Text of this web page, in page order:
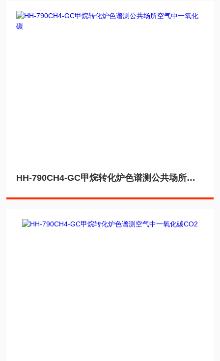
HH-790CH4-GC甲烷转化炉色谱测公共场所空气中一氧化碳